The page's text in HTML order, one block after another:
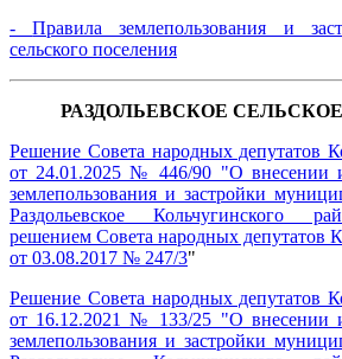
-Правила землепользования и
сельского поселения
РАЗДОЛЬЕВСКОЕ
Решение Совета народных депутатов
от 24.01.2025 № 446/90 "О внесении
землепользования и застройки
Раздольевское Кольчугинского
решением Совета народных депутатов
от 03.08.2017 № 247/3"
Решение Совета народных депутатов
от 16.12.2021 № 133/25 "О внесении
землепользования и застройки